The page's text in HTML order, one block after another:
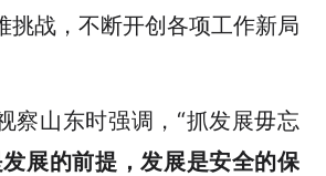
挑战，不断开创各项工作新局
察山东时强调，“抓发展毋忘
展的前提，发展是安全的保